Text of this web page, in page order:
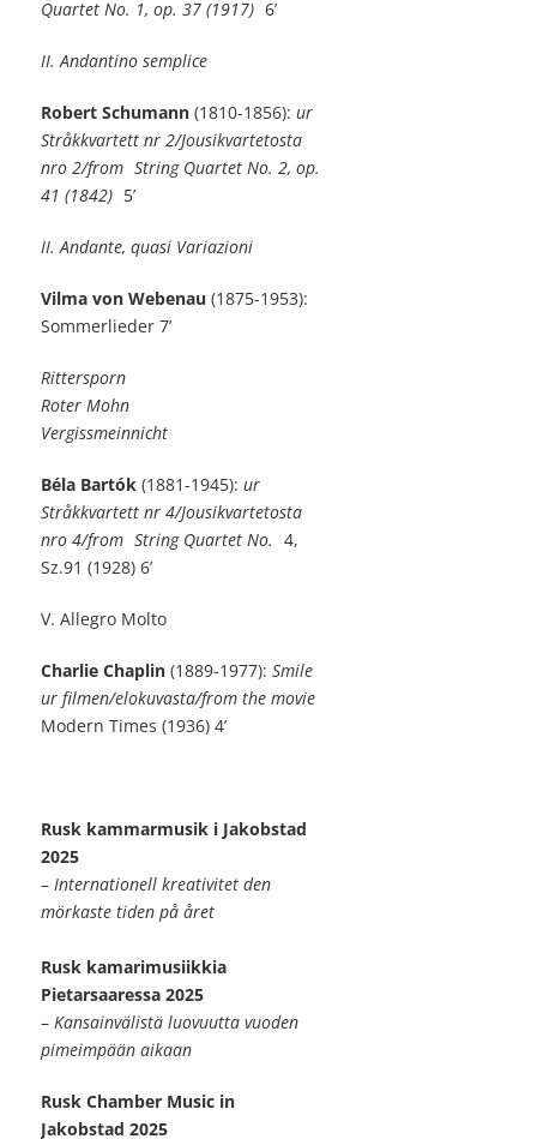
Quartet No. 1, op. 37 (1917) 6’
II. Andantino semplice
Robert Schumann (1810-1856): ur
Stråkkvartett nr 2/Jousikvartetosta
nro 2/from String Quartet No. 2, op.
41 (1842) 5’
II. Andante, quasi Variazioni
Vilma von Webenau (1875-1953):
Sommerlieder 7’
Rittersporn
Roter Mohn
Vergissmeinnicht
Béla Bartók (1881-1945): ur
Stråkkvartett nr 4/Jousikvartetosta
nro 4/from String Quartet No. 4,
Sz.91 (1928) 6’
V. Allegro Molto
Charlie Chaplin (1889-1977): Smile
ur filmen/elokuvasta/from the movie
Modern Times (1936) 4’
Rusk kammarmusik i Jakobstad
2025
– Internationell kreativitet den
mörkaste tiden på året
Rusk kamarimusiikkia
Pietarsaaressa 2025
– Kansainvälistä luovuutta vuoden
pimeimpään aikaan
Rusk Chamber Music in
Jakobstad 2025